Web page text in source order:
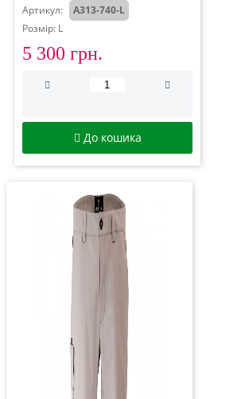
Артикул:
A313-740-L
Розмір: L
5 300 грн.
До кошика